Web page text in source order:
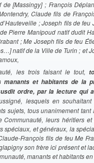
[Massingy] ; François
Claude fils de
; Joseph fils de
Pierre Manipoud natif dudit
; Me Joseph fils de feu
natif de la Ville de Turin ; et
les trois faisant le tout,
et habitants de la
ordre, par la lecture qui
lesquels en
sujets, tous unanimement
leurs héritiers et
spéciaux, et généraux, la
François fils de feu Me
son frère ici présent et
manants et habitants